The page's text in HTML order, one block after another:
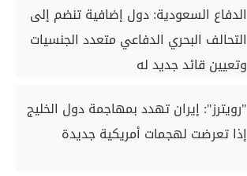
الدفاع السعودية: دول إضافية تنضم إلى
التحالف البحري الدفاعي متعدد الجنسيات
وتعيين قائد جديد له
"رويترز": إيران تهدد بمهاجمة دول الخليج
إذا تعرضت لهجمات أمريكية جديدة